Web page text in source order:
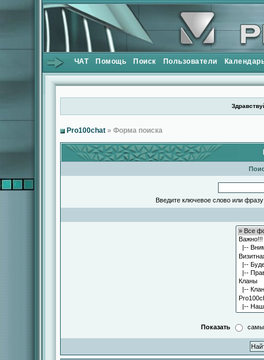
ЧАТ Помощь Поиск Пользователи
Pro100chat » Форма поиска
Введите ключевое слово или
Показать